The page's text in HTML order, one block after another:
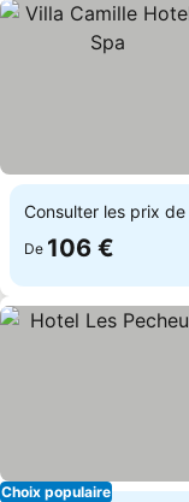
Consulter les prix de
De 106 €
Choix populaire